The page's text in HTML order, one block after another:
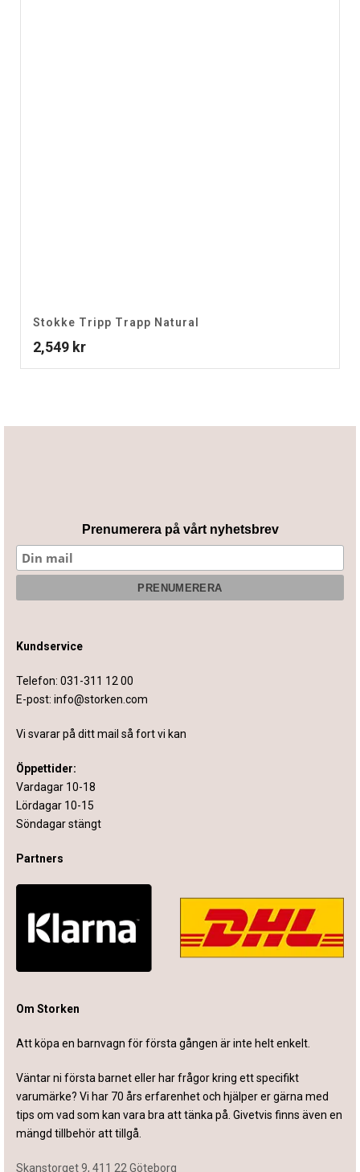
Stokke Tripp Trapp Natural
2,549 kr
Prenumerera på vårt nyhetsbrev
Kundservice
Telefon: 031-311 12 00
E-post: info@storken.com
Vi svarar på ditt mail så fort vi kan
Öppettider:
Vardagar 10-18
Lördagar 10-15
Söndagar stängt
Partners
Om Storken
Att köpa en barnvagn för första gången är inte helt enkelt.
Väntar ni första barnet eller har frågor kring ett specifikt
varumärke? Vi har 70 års erfarenhet och hjälper er gärna med
tips om vad som kan vara bra att tänka på. Givetvis finns även en
mängd tillbehör att tillgå.
Skanstorget 9, 411 22 Göteborg